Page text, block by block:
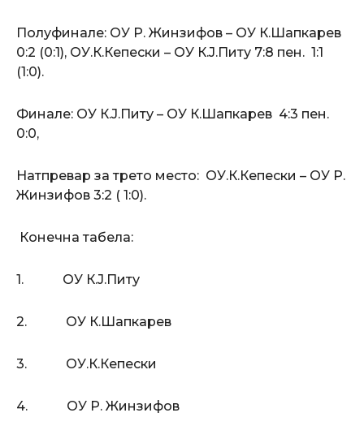
Полуфинале: ОУ Р. Жинзифов – ОУ К.Шапкарев
0:2 (0:1), ОУ.К.Кепески – ОУ К.Ј.Питу 7:8 пен. 1:1
(1:0).
Финале: ОУ К.Ј.Питу – ОУ К.Шапкарев 4:3 пен.
0:0,
Натпревар за трето место: ОУ.К.Кепески – ОУ Р.
Жинзифов 3:2 ( 1:0).
Конечна табела:
1. ОУ К.Ј.Питу
2. ОУ К.Шапкарев
3. ОУ.К.Кепески
4. ОУ Р. Жинзифов